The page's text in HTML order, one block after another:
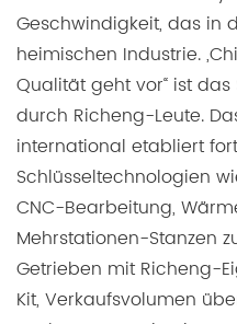
Geschwindigkeit, das in
heimischen Industrie.
Qualität geht vor“ ist
durch Richeng-Leute.
international etabliert
Schlüsseltechnologien
CNC-Bearbeitung,
Mehrstationen-Stanzen
Getrieben mit Richeng-
Kit, Verkaufsvolumen